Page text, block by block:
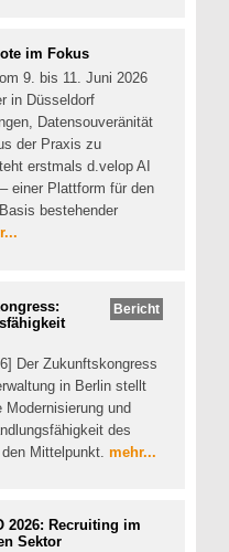
im Fokus
9. bis 11. Juni 2026
in Düsseldorf
Datensouveränität
der Praxis zu
erstmals d.velop AI
einer Plattform für den
bestehender
Bericht
Der Zukunftskongress
in Berlin stellt
Modernisierung und
des
Mittelpunkt. mehr...
2026: Recruiting im
Sektor